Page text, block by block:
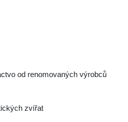
od renomovaných výrobců
zvířat